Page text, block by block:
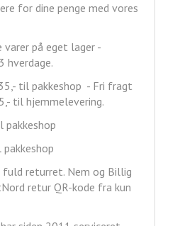
for dine penge med vores
varer på eget lager -
hverdage.
til pakkeshop - Fri fragt
til hjemmelevering.
pakkeshop
pakkeshop
fuld returret. Nem og Billig
retur QR-kode fra kun